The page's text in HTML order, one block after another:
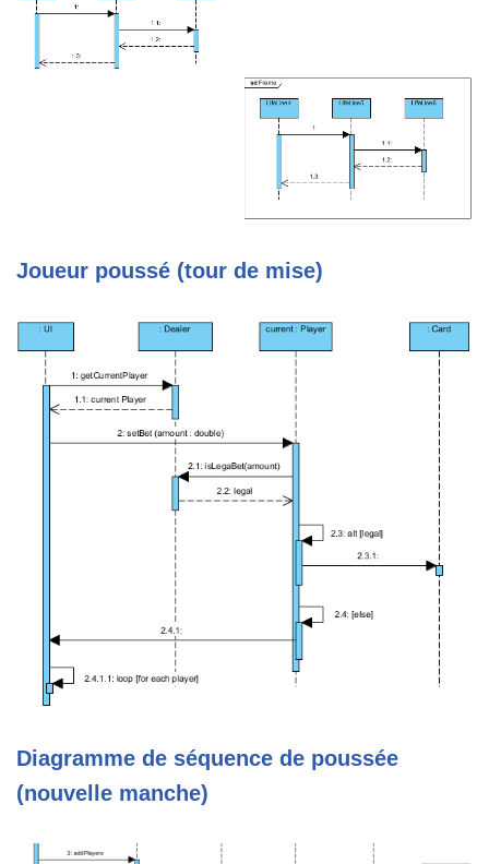
Joueur poussé (tour de mise)
Diagramme de séquence de poussée
(nouvelle manche)